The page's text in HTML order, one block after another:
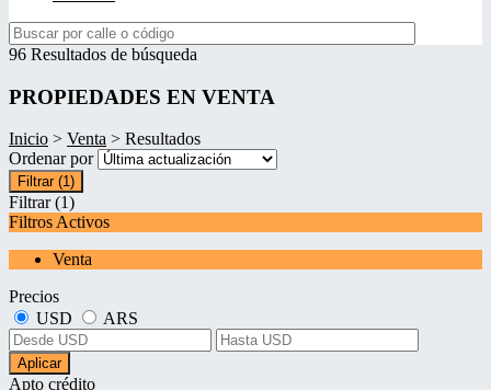
96 Resultados de búsqueda
PROPIEDADES EN VENTA
Inicio > Venta > Resultados
Ordenar por
Filtrar (1)
Filtrar (1)
Filtros Activos
Venta
Precios
USD
ARS
Aplicar
Apto crédito